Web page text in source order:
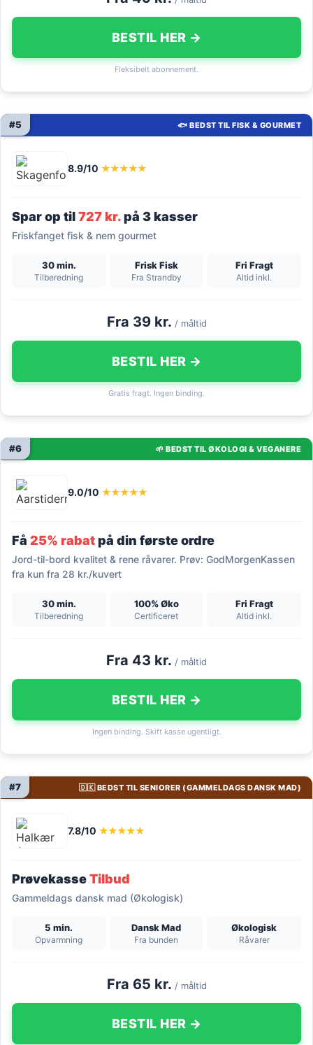
BESTIL HER →
Fleksibelt abonnement.
🐟 BEDST TIL FISK & GOURMET
#5
8.9/10 ★★★★★
Spar op til727 kr.på 3 kasser
Friskfanget fisk & nem gourmet
30 min.
Tilberedning
Frisk Fisk
Fra Strandby
Fri Fragt
Altid inkl.
Fra 39 kr. / måltid
BESTIL HER →
Gratis fragt. Ingen binding.
🌱 BEDST TIL ØKOLOGI & VEGANERE
#6
9.0/10 ★★★★★
Få 25% rabatpå din første ordre
Jord-til-bord kvalitet & rene råvarer. Prøv: GodMorgenKassen
fra kun fra 28 kr./kuvert
30 min.
Tilberedning
100% Øko
Certificeret
Fri Fragt
Altid inkl.
Fra 43 kr. / måltid
BESTIL HER →
Ingen binding. Skift kasse ugentligt.
🇩🇰 BEDST TIL SENIORER (GAMMELDAGS DANSK MAD)
#7
7.8/10 ★★★★★
PrøvekasseTilbud
Gammeldags dansk mad (Økologisk)
5 min.
Opvarmning
Dansk Mad
Fra bunden
Økologisk
Råvarer
Fra 65 kr. / måltid
BESTIL HER →